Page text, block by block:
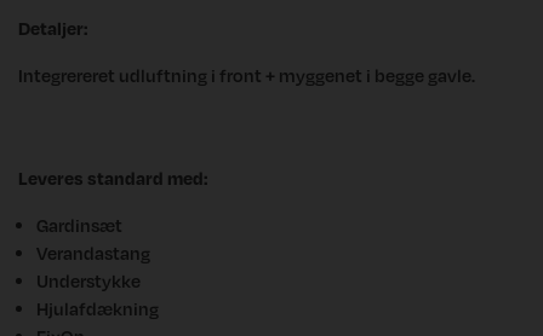
Detaljer:
Integrereret udluftning i front + myggenet i begge gavle.
Leveres standard med:
Gardinsæt
Verandastang
Understykke
Hjulafdækning